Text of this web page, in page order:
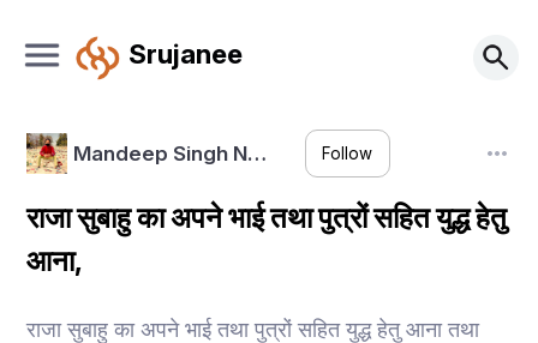
Srujanee
Mandeep Singh N… Follow
राजा सुबाहु का अपने भाई तथा पुत्रों सहित युद्ध हेतु
आना,
राजा सुबाहु का अपने भाई तथा पुत्रों सहित युद्ध हेतु आना तथा